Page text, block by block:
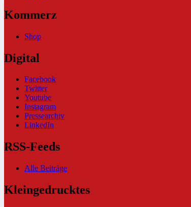
Kommerz
Shop
Digital
Facebook
Twitter
Youtube
Instagram
Pressearchiv
LinkedIn
RSS-Feeds
Alle Beiträge
Kleingedrucktes